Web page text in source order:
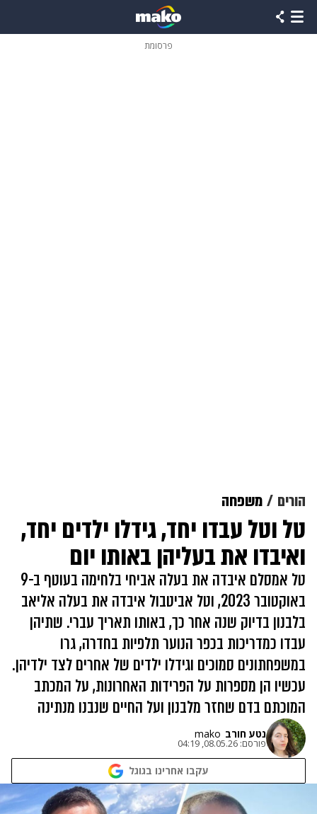
פרסומת
הורים משפחה
טל וטל עבדו יחד, גידלו ילדים יחד,
ואיבדו את בעליהן באותו יום
טל אמסלם איבדה את בעלה אביחי בלחימה בעוטף ב-9
באוקטובר 2023, וטל אביטבול איבדה את בעלה אליאב
בלבנון בדיוק שנה אחר כך, באותו תאריך עברי. שתיהן
עבדו כמדריכות בכפר הנוער תלפיות בחדרה, גרו
במשפחתונים סמוכים וגידלו ילדים של אחרים לצד ילדיהן.
עכשיו הן מספרות על הפרידות האחרונות, על המכתב
המוכתם בדם שחזר מלבנון ועל החיים שנבנו מנתינה
נטע חורב mako
פורסם: 08.05.26, 04:19
עקבו אחרינו בגוגל